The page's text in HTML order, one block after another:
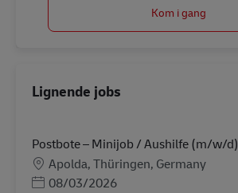
Kom i gang
Lignende jobs
Postbote – Minijob / Aushilfe (m/w/d)
Lokation
Apolda, Thüringen, Germany
Posted Date
08/03/2026